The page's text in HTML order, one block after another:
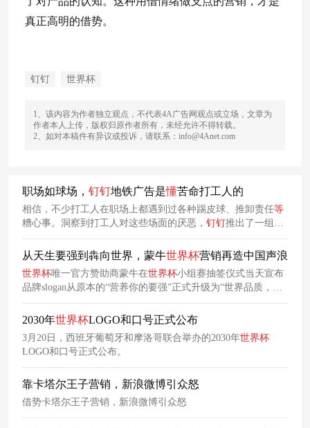
真正高明的借势。
钉钉 世界杯
1、该内容为作者独立观点，不代表4A广告网观点或立场，文章为
作者本人上传，版权归原作者所有，未经允许不得转载。
2、如对本稿件有异议或投诉，请联系：info@4Anet.com
职场如球场， 钉钉地铁广告是懂苦命打工人的
相信，不少打工人在职场上都遇到过各种踢皮球、推卸责任等
糟心事。洞察到打工人对这些场面的厌恶， 钉钉推出了一组创
意地铁广告，力图在蹭上世界杯话题的同时，做苦命打工人的
最强嘴替！
从天生要强到犇向世界，蒙牛世界杯营销再造中国声浪
世界杯唯一官方赞助商蒙牛在世界杯小组赛抽签仪式当天宣布
品牌slogan从原本的“营养你的要强”正式升级为“世界品质，天
生要强”，以全新的国际化姿态开启了面向全球消费者的品牌新
纪元。
2030年世界杯LOGO和口号正式公布
3月20日，西班牙葡萄牙和摩洛哥联合举办的2030年世界杯
LOGO和口号正式公布。
靠卡塔尔王子营销，新浪微博引众怒
借势卡塔尔王子营销，新浪微博引众怒